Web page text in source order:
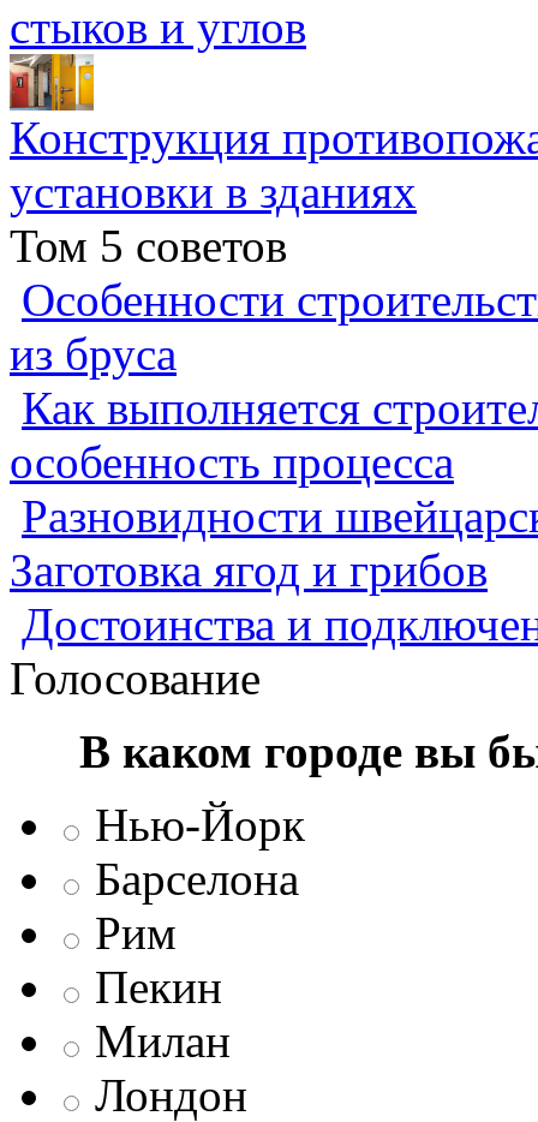
стыков и углов
Конструкция
установки в зданиях
Том 5 советов
Особенности
из бруса
Как выполняется
особенность процесса
Разновидности
Заготовка ягод и грибов
Достоинства и
Голосование
В каком городе вы
Нью-Йорк
Барселона
Рим
Пекин
Милан
Лондон